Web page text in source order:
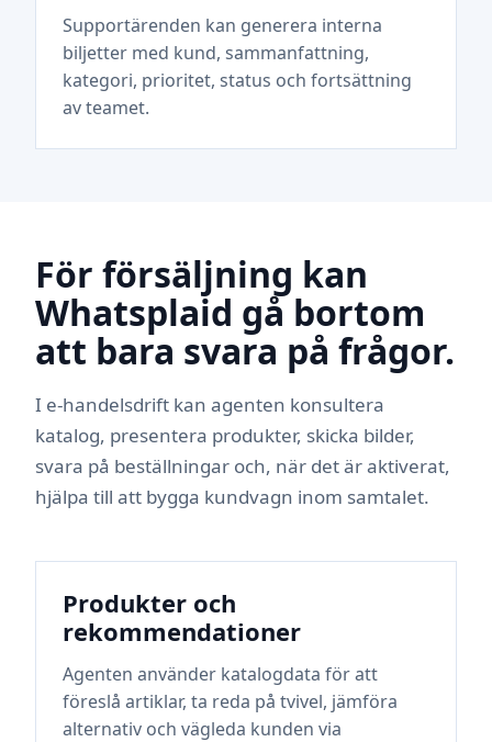
Supportärenden kan generera interna
biljetter med kund, sammanfattning,
kategori, prioritet, status och fortsättning
av teamet.
För försäljning kan
Whatsplaid gå bortom
att bara svara på frågor.
I e-handelsdrift kan agenten konsultera
katalog, presentera produkter, skicka bilder,
svara på beställningar och, när det är aktiverat,
hjälpa till att bygga kundvagn inom samtalet.
Produkter och
rekommendationer
Agenten använder katalogdata för att
föreslå artiklar, ta reda på tvivel, jämföra
alternativ och vägleda kunden via